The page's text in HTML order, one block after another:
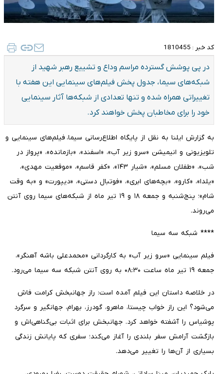
کد خبر : 1810455
در پی پوشش گسترده مراسم وداع و تشییع رهبر شهید از
شبکه‌های سیما، جدول پخش فیلم‌های سینمایی این هفته با
تغییراتی همراه شده و تنها تعدادی از شبکه‌ها آثار سینمایی
خود را برای مخاطبان پخش خواهند کرد.
به گزارش ایلنا به نقل از پایگاه اطلاع‌رسانی سیما، فیلم‌های سینمایی و
تلویزیونی و انیمیشن «سرو زیر آب»، «اسفند»، «بازمانده»، «پرواز در
شب»، «طفلان مسلم»، «شیار ۱۴۳»، «کفر قاسم»، «موقعیت مهدی»،
«یلدا»، «کارو»، «بچه‌های ابری»، «فوتبال دستی»، «دیپورت» و «به وقت
شام»؛ پنج‌شنبه و جمعه ۱۸ و ۱۹ تیر ماه از شبکه‌های سیما روی آنتن
می‌روند.
**** شبکه سه سیما
فیلم سینمایی «سرو زیر آب» به کارگردانی «محمدعلی باشه آهنگر»،
جمعه ۱۹ تیر ماه ساعت ۰۸:۳۰ به روی آنتن شبکه سه سیما می‌رود.
در خلاصه داستان این فیلم آمده است: راز جهانبخش کرامت فاش
می‌شود؟ این راز خواب چیستا، ماهرو، گودرز، بهرام، جهانگیر و سرگرد
پوشیاس را آشفته خواهد کرد. جهانبخش برای اثبات بی‌گناهی‌اش و
بازگشت آرامش سفر بلندی را آغاز می‌کند؛ سفری که پایانش زندگی
بسیاری از آن‌ها را تغییر می‌دهد.